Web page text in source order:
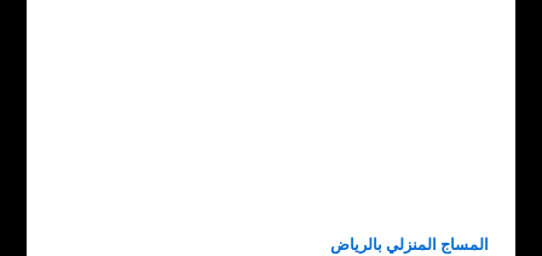
المساج المنزلي بالرياض